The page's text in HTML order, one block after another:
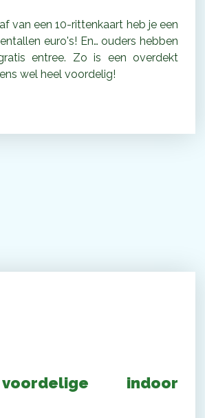
van een 10-rittenkaart heb je een
euro's! En… ouders hebben
entree. Zo is een overdekt
wel heel voordelig!
indoor